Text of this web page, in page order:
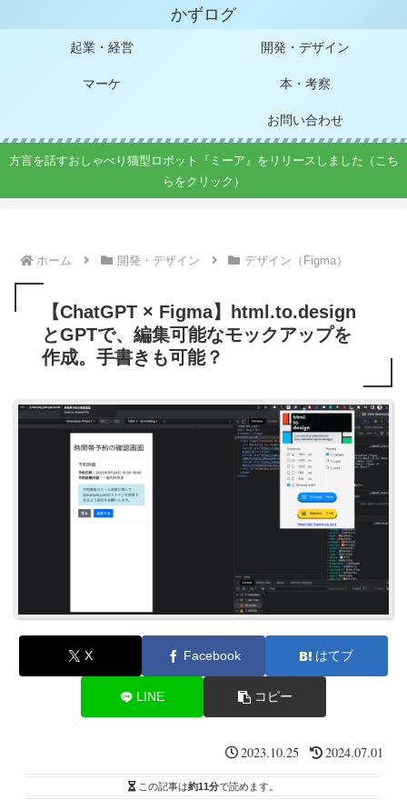
かずログ
起業・経営 開発・デザイン
マーケ 本・考察
お問い合わせ
方言を話すおしゃべり猫型ロボット『ミーア』をリリースしました（こち
らをクリック）
ホーム 開発・デザイン デザイン（Figma）
【ChatGPT × Figma】html.to.design
とGPTで、編集可能なモックアップを
作成。手書きも可能？
X Facebook はてブ
LINE コピー
2023.10.25 2024.07.01
この記事は約11分で読めます。